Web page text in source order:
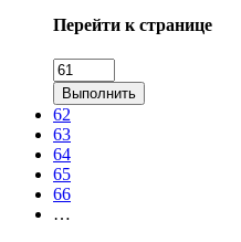
Перейти к странице
Выполнить
62
63
64
65
66
…